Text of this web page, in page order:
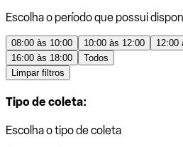
Escolha o período que possui
08:00 às 10:00 10:00 às 12:00 12:00
16:00 às 18:00
Todos
Limpar filtros
Tipo de coleta:
Escolha o tipo de coleta